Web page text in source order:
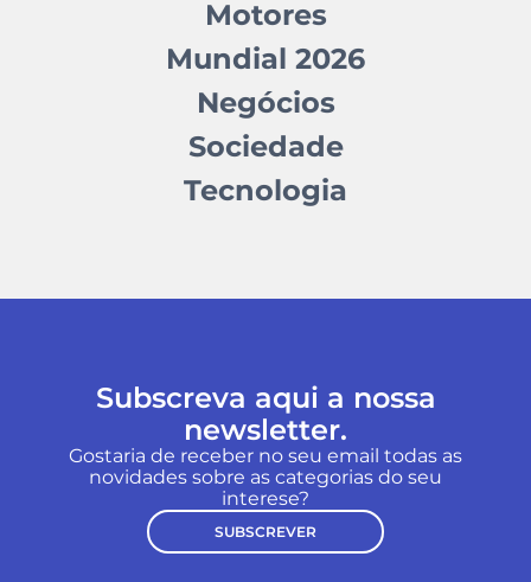
Motores
Mundial 2026
Negócios
Sociedade
Tecnologia
Subscreva aqui a nossa
newsletter.
Gostaria de receber no seu email todas as
novidades sobre as categorias do seu
interese?
SUBSCREVER